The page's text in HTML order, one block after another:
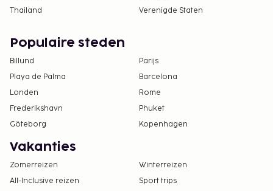
Thailand
Verenigde Staten
Populaire steden
Billund
Parijs
Playa de Palma
Barcelona
Londen
Rome
Frederikshavn
Phuket
Göteborg
Kopenhagen
Vakanties
Zomerreizen
Winterreizen
All-Inclusive reizen
Sport trips